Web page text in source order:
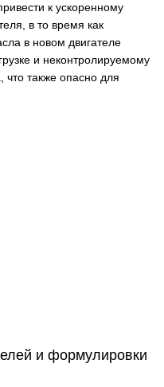
к ускоренному
в то время как
в новом двигателе
и неконтролируемому
что также опасно для
и формулировки